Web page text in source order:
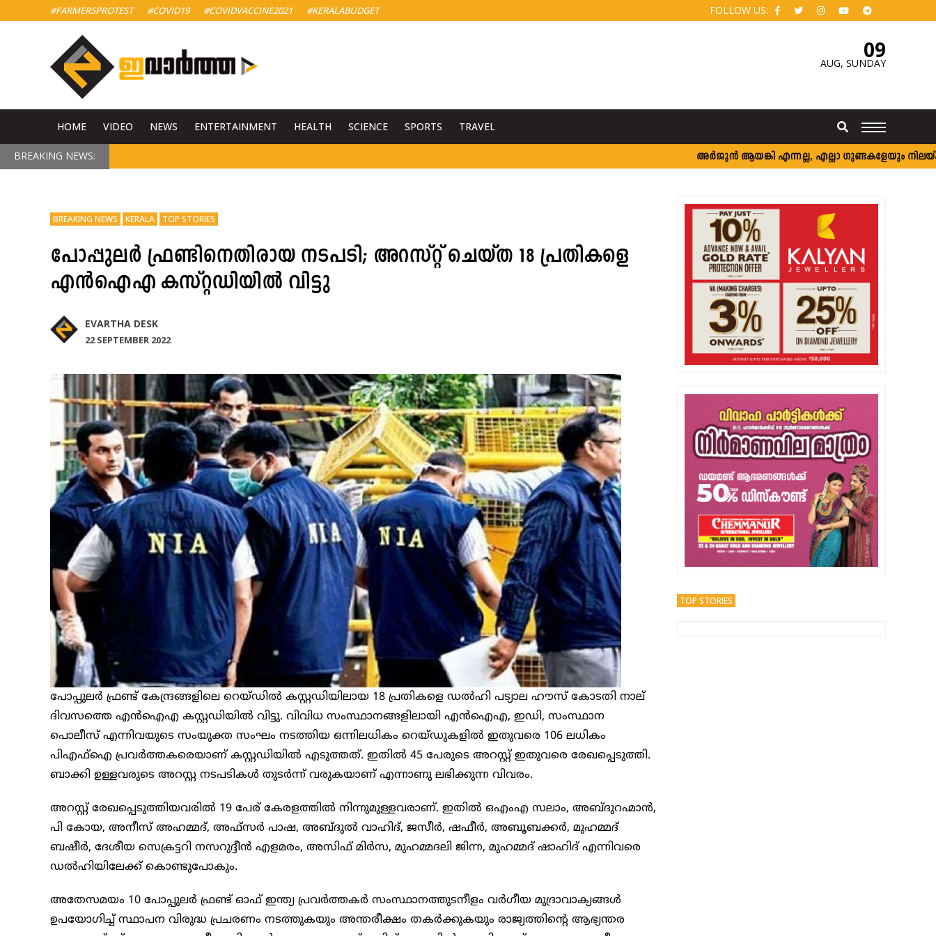
#FARMERSPROTEST #COVID19 #COVIDVACCINE2021 #KERALABUDGET FOLLOW US:
09
AUG, SUNDAY
HOME VIDEO NEWS ENTERTAINMENT HEALTH SCIENCE SPORTS TRAVEL
BREAKING NEWS: അര്‍ജുന്‍ ആയങ്കി എന്നല്ല, എല്ലാ ഗുണ്ടകളേയും നിലയ്ക്ക്
BREAKING NEWS KERALA TOP STORIES
പോപ്പുലര്‍ ഫ്രണ്ടിനെതിരായ നടപടി; അറസ്റ്റ് ചെയ്ത 18 പ്രതികളെ
എൻഐഎ കസ്റ്റഡിയിൽ വിട്ടു
EVARTHA DESK
22 SEPTEMBER 2022
പോപ്പുലര്‍ ഫ്രണ്ട് കേന്ദ്രങ്ങളിലെ റെയ്ഡില്‍ കസ്റ്റഡിയിലായ 18 പ്രതികളെ ഡൽഹി പട്യാല ഹൗസ് കോടതി നാല്
ദിവസത്തെ എൻഐഎ കസ്റ്റഡിയിൽ വിട്ടു. വിവിധ സംസ്ഥാനങ്ങളിലായി എൻഐഎ, ഇഡി, സംസ്ഥാന
പൊലീസ് എന്നിവയുടെ സംയുക്ത സംഘം നടത്തിയ ഒന്നിലധികം റെയ്ഡുകളിൽ ഇതുവരെ 106 ലധികം
പിഎഫ്ഐ പ്രവർത്തകരെയാണ് കസ്റ്റഡിയിൽ എടുത്തത്. ഇതിൽ 45 പേരുടെ അറസ്റ്റ് ഇതുവരെ രേഖപ്പെടുത്തി.
ബാക്കി ഉള്ളവരുടെ അറസ്റ്റ നടപടികൾ തുടർന്ന് വരുകയാണ് എന്നാണു ലഭിക്കുന്ന വിവരം.
അറസ്റ്റ് രേഖപ്പെടുത്തിയവരിൽ 19 പേര് കേരളത്തിൽ നിന്നുമുള്ളവരാണ്. ഇതിൽ ഒഎംഎ സലാം, അബ്ദുറഹ്മാൻ,
പി കോയ, അനീസ് അഹമ്മദ്, അഫ്‌സർ പാഷ, അബ്ദുൽ വാഹിദ്, ജസീർ, ഷഫീർ, അബൂബക്കർ, മുഹമ്മദ്
ബഷീർ, ദേശീയ സെക്രട്ടറി നസറുദ്ദീൻ എളമരം, അസിഫ് മിർസ, മുഹമ്മദലി ജിന്ന, മുഹമ്മദ് ഷാഹിദ് എന്നിവരെ
ഡൽഹിയിലേക്ക് കൊണ്ടുപോകും.
അതേസമയം 10 പോപ്പുലർ ഫ്രണ്ട് ഓഫ് ഇന്ത്യ പ്രവർത്തകർ സംസ്ഥാനത്തുടനീളം വർഗീയ മുദ്രാവാക്യങ്ങൾ
ഉപയോഗിച്ച് സ്ഥാപന വിരുദ്ധ പ്രചരണം നടത്തുകയും അന്തരീക്ഷം തകർക്കുകയും രാജ്യത്തിന്റെ ആഭ്യന്തര
TOP STORIES